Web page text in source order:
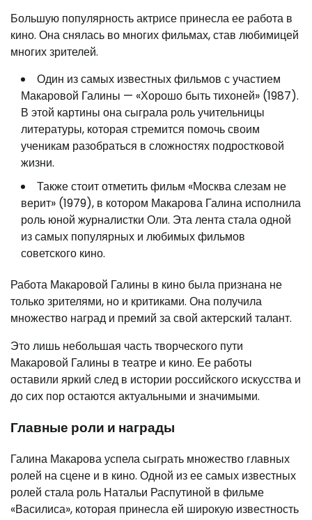
Большую популярность актрисе принесла ее работа в
кино. Она снялась во многих фильмах, став любимицей
многих зрителей.
Один из самых известных фильмов с участием
Макаровой Галины — «Хорошо быть тихоней» (1987).
В этой картины она сыграла роль учительницы
литературы, которая стремится помочь своим
ученикам разобраться в сложностях подростковой
жизни.
Также стоит отметить фильм «Москва слезам не
верит» (1979), в котором Макарова Галина исполнила
роль юной журналистки Оли. Эта лента стала одной
из самых популярных и любимых фильмов
советского кино.
Работа Макаровой Галины в кино была признана не
только зрителями, но и критиками. Она получила
множество наград и премий за свой актерский талант.
Это лишь небольшая часть творческого пути
Макаровой Галины в театре и кино. Ее работы
оставили яркий след в истории российского искусства и
до сих пор остаются актуальными и значимыми.
Главные роли и награды
Галина Макарова успела сыграть множество главных
ролей на сцене и в кино. Одной из ее самых известных
ролей стала роль Натальи Распутиной в фильме
«Василиса», которая принесла ей широкую известность